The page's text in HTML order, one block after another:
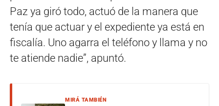
Paz ya giró todo, actuó de la manera que
tenía que actuar y el expediente ya está en
fiscalía. Uno agarra el teléfono y llama y no
te atiende nadie”, apuntó.
MIRÁ TAMBIÉN